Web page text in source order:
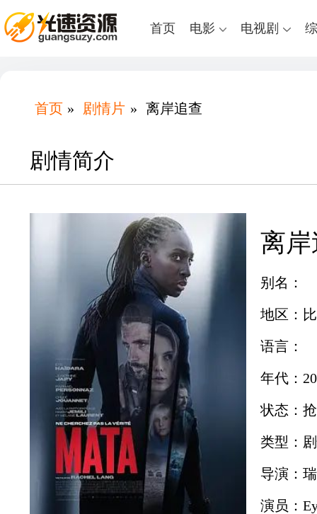
首页 电影 电视剧
首页 » 剧情片 » 离岸追查
剧情简介
离
别名：
地区：
语言：
年代：
状态：
类型：
导演：
演员：